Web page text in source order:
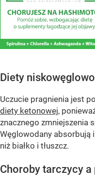
Diety
Uczucie pragnienia jest
diety ketonowej,
znacznego zmniejszenia
Węglowodany absorbują
niż białko i tłuszcz.
Choroby tarczycy a